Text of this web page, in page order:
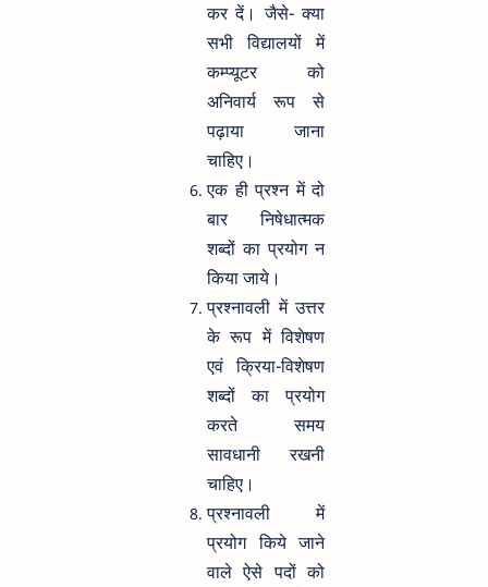
कर दें। जैसे- क्या
सभी विद्यालयों में
कम्प्यूटर को
अनिवार्य रूप से
पढ़ाया जाना
चाहिए।
एक ही प्रश्न में दो
बार निषेधात्मक
शब्दों का प्रयोग न
किया जाये।
प्रश्नावली में उत्तर
के रूप में विशेषण
एवं क्रिया-विशेषण
शब्दों का प्रयोग
करते समय
सावधानी रखनी
चाहिए।
प्रश्नावली में
प्रयोग किये जाने
वाले ऐसे पदों को